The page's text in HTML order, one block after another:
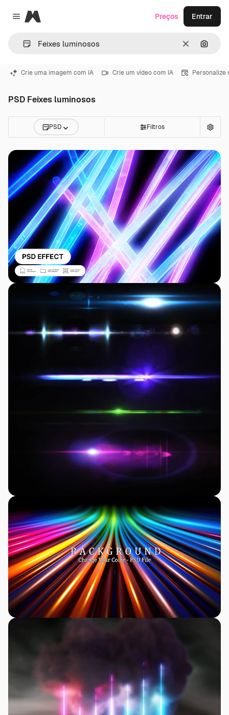
Close menu
Magnific
Limpar
Preços Entrar
Crie uma imagem com IA Crie um vídeo com IA Personalize
PSD Feixes luminosos
PSD Filtros